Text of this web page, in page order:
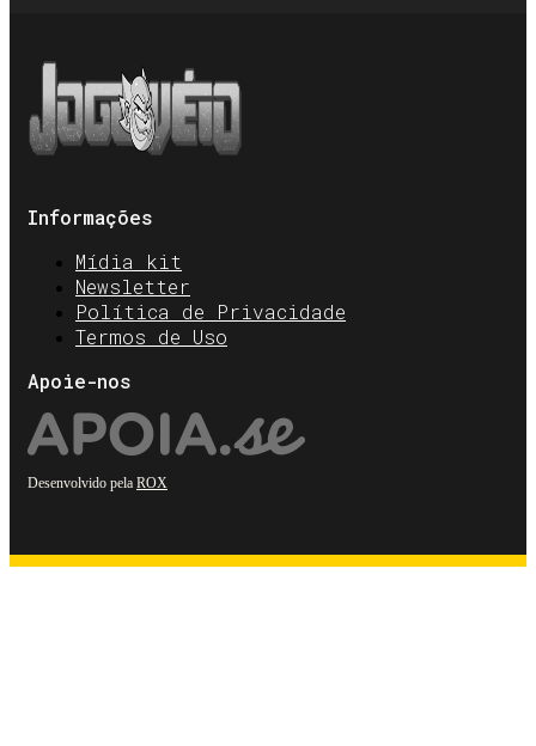
Informações
Mídia kit
Newsletter
Política de Privacidade
Termos de Uso
Apoie-nos
Desenvolvido pela ROX